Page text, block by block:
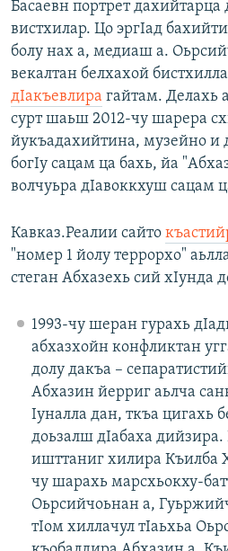
Басаевн портрет дахийтарца
вистхилар. Цо эргIад
болу нах а, медиаш а.
векалтан белхахой
дIакъевлира гайтам. Делахь
сурт шаьш 2012-чу шарера
йукъадахийтина, музейно и
богIу сацам ца бахь, йа
волчуьра дIавоккхуш сацам
Кавказ.Реалии сайто
"номер 1 йолу террорхо"
стеган Абхазехь сий хIунда
1993-чу шеран гурахь
абхазхойн конфликтан
долу дакъа –
Абхазин йерриг аьлча
Ӏуналла дан, ткъа цигахь
доьзалш дӀабаха
ишттаниг хилира Къилба
чу шарахь марсхьокху-
Оьрсийчоьнан а,
тӀом хиллачул тӀаьхьа